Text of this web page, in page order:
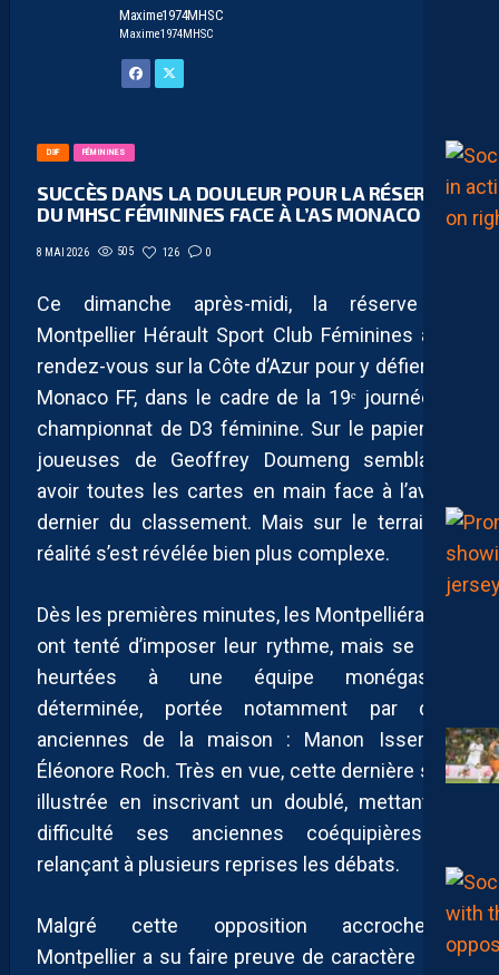
Maxime1974MHSC
Maxime1974MHSC
D3F FÉMININES
SUCCÈS DANS LA DOULEUR POUR LA RÉSERVE
DU MHSC FÉMININES FACE À L’AS MONACO
8 MAI 2026 505 126 0
Ce dimanche après-midi, la réserve du
Montpellier Hérault Sport Club Féminines avait
rendez-vous sur la Côte d’Azur pour y défier l’AS
Monaco FF, dans le cadre de la 19ᵉ journée du
championnat de D3 féminine. Sur le papier, les
joueuses de Geoffrey Doumeng semblaient
avoir toutes les cartes en main face à l’avant-
dernier du classement. Mais sur le terrain, la
réalité s’est révélée bien plus complexe.
Dès les premières minutes, les Montpelliéraines
ont tenté d’imposer leur rythme, mais se sont
heurtées à une équipe monégasque
déterminée, portée notamment par deux
anciennes de la maison : Manon Issert et
Éléonore Roch. Très en vue, cette dernière s’est
illustrée en inscrivant un doublé, mettant en
difficulté ses anciennes coéquipières et
relançant à plusieurs reprises les débats.
Malgré cette opposition accrocheuse,
Montpellier a su faire preuve de caractère pour